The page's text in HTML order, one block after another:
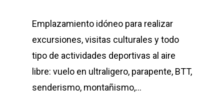
Emplazamiento idóneo para realizar
excursiones, visitas culturales y todo
tipo de actividades deportivas al aire
libre: vuelo en ultraligero, parapente, BTT,
senderismo, montañismo,…